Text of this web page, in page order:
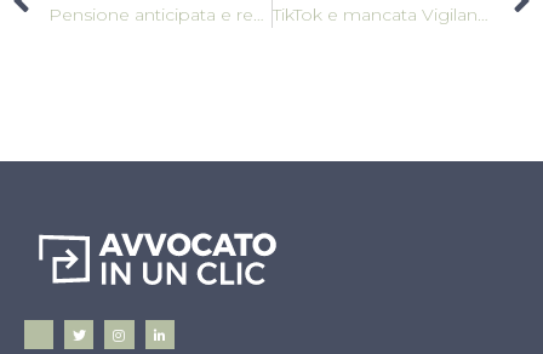
Pensione anticipata e requisiti contributivi TikTok e mancata Vigilanza sui Contenuti: Pratiche Scorrette